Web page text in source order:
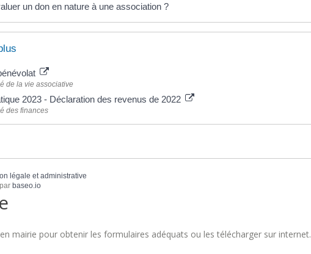
un don en nature à une association ?
de la vie associative
2023 - Déclaration des revenus de 2022
des finances
légale et administrative
baseo.io
mairie pour obtenir les formulaires adéquats ou les télécharger sur internet.